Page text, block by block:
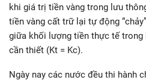
khi giá trị tiền vàng trong lưu
tiền vàng cất trữ lại tự động
giữa khối lượng tiền thực tế
cần thiết (Kt = Kc).
Ngày nay các nước đều thi hành